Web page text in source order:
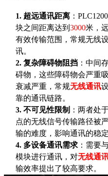
1. 超远通讯距离 ：
块之间距离达到 3000米，
有效传输范围，常规无线
讯。
2. 复杂障碍物阻挡 ：中间
碍物，这些障碍物会严重
衰减严重，常规无线通讯
靠的通讯链路。
3. 不可见性限制 ：两者处
点的无线信号传输路径被
输的难度，影响通讯的稳
4. 多设备通讯需求 ：需要
模块进行通讯，对无线通
输效率提出了较高要求。